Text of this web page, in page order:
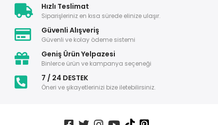
Hızlı Teslimat
Siparişleriniz en kısa sürede elinize ulaşır.
Güvenli Alışveriş
Güvenli ve kolay ödeme sistemi
Geniş Ürün Yelpazesi
Binlerce ürün ve kampanya seçeneği
7 / 24 DESTEK
Öneri ve şikayetlerinizi bize iletebilirsiniz.